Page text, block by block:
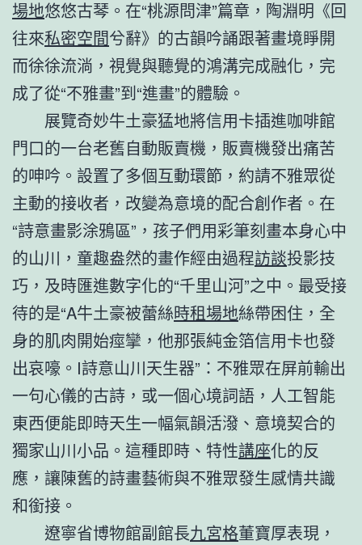
場地悠悠古琴。在“桃源問津”篇章，陶淵明《回
往來私密空間兮辭》的古韻吟誦跟著畫境睜開
而徐徐流淌，視覺與聽覺的鴻溝完成融化，完
成了從“不雅畫”到“進畫”的體驗。
展覽奇妙牛土豪猛地將信用卡插進咖啡館
門口的一台老舊自動販賣機，販賣機發出痛苦
的呻吟。設置了多個互動環節，約請不雅眾從
主動的接收者，改變為意境的配合創作者。在
“詩意畫影涂鴉區”，孩子們用彩筆刻畫本身心中
的山川，童趣盎然的畫作經由過程訪談投影技
巧，及時匯進數字化的“千里山河”之中。最受接
待的是“A牛土豪被蕾絲時租場地絲帶困住，全
身的肌肉開始痙攣，他那張純金箔信用卡也發
出哀嚎。I詩意山川天生器”：不雅眾在屏前輸出
一句心儀的古詩，或一個心境詞語，人工智能
東西便能即時天生一幅氣韻活潑、意境契合的
獨家山川小品。這種即時、特性講座化的反
應，讓陳舊的詩畫藝術與不雅眾發生感情共識
和銜接。
遼寧省博物館副館長九宮格董寶厚表現，